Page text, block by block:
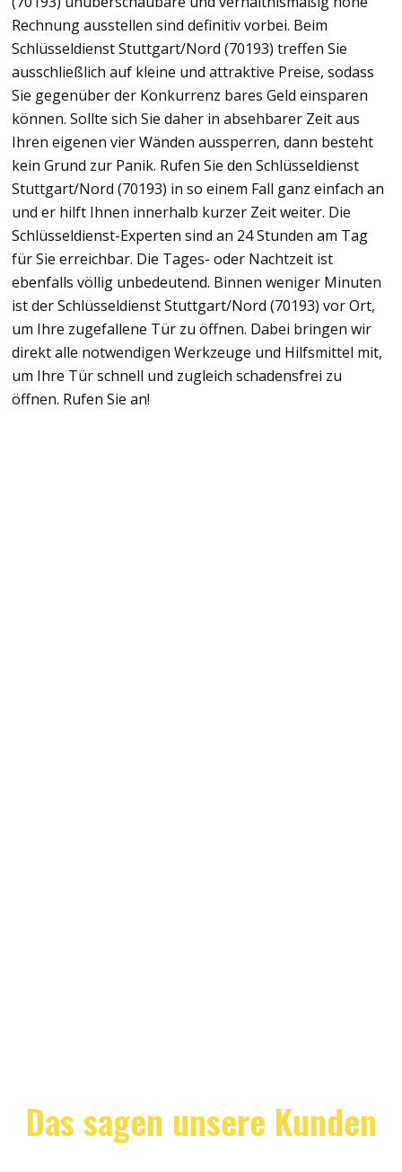
Rechnung ausstellen sind definitiv vorbei. Beim
Schlüsseldienst Stuttgart/Nord (70193) treffen Sie
ausschließlich auf kleine und attraktive Preise, sodass
Sie gegenüber der Konkurrenz bares Geld einsparen
können. Sollte sich Sie daher in absehbarer Zeit aus
Ihren eigenen vier Wänden aussperren, dann besteht
kein Grund zur Panik. Rufen Sie den Schlüsseldienst
Stuttgart/Nord (70193) in so einem Fall ganz einfach an
und er hilft Ihnen innerhalb kurzer Zeit weiter. Die
Schlüsseldienst-Experten sind an 24 Stunden am Tag
für Sie erreichbar. Die Tages- oder Nachtzeit ist
ebenfalls völlig unbedeutend. Binnen weniger Minuten
ist der Schlüsseldienst Stuttgart/Nord (70193) vor Ort,
um Ihre zugefallene Tür zu öffnen. Dabei bringen wir
direkt alle notwendigen Werkzeuge und Hilfsmittel mit,
um Ihre Tür schnell und zugleich schadensfrei zu
öffnen. Rufen Sie an!
Das sagen unsere Kunden